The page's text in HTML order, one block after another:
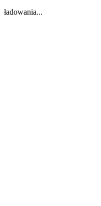
ładowania...